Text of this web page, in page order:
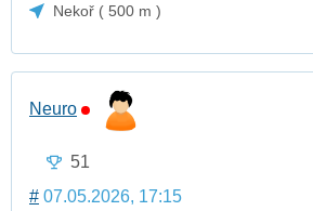
Nekoř ( 500 m )
Neuro
51
# 07.05.2026, 17:15